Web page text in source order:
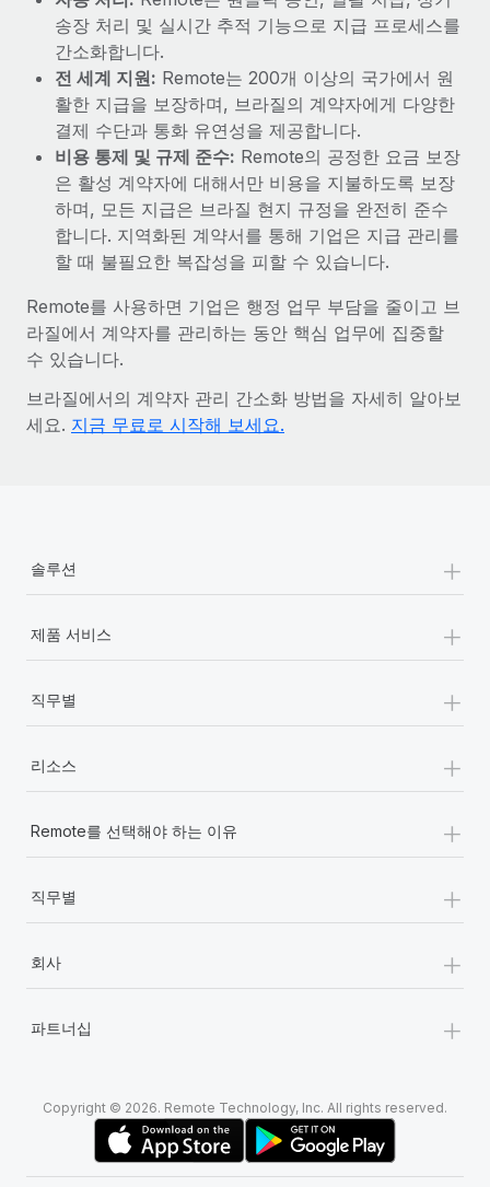
송장 처리 및 실시간 추적 기능으로 지급 프로세스를
간소화합니다.
전 세계 지원: Remote는 200개 이상의 국가에서 원
활한 지급을 보장하며, 브라질의 계약자에게 다양한
결제 수단과 통화 유연성을 제공합니다.
비용 통제 및 규제 준수: Remote의 공정한 요금 보장
은 활성 계약자에 대해서만 비용을 지불하도록 보장
하며, 모든 지급은 브라질 현지 규정을 완전히 준수
합니다. 지역화된 계약서를 통해 기업은 지급 관리를
할 때 불필요한 복잡성을 피할 수 있습니다.
Remote를 사용하면 기업은 행정 업무 부담을 줄이고 브
라질에서 계약자를 관리하는 동안 핵심 업무에 집중할
수 있습니다.
브라질에서의 계약자 관리 간소화 방법을 자세히 알아보
세요. 지금 무료로 시작해 보세요.
솔루션 +
제품 서비스 +
직무별 +
리소스 +
Remote를 선택해야 하는 이유 +
직무별 +
회사 +
파트너십 +
Copyright © 2026. Remote Technology, Inc. All rights reserved.